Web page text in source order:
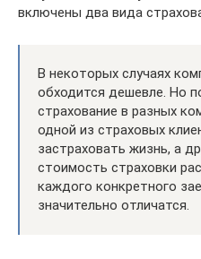
включены два вида
В некоторых случаях
обходится дешевле. Но
страхование в разных
одной из страховых
застраховать жизнь, а
стоимость страховки
каждого конкретного
значительно отличатся.